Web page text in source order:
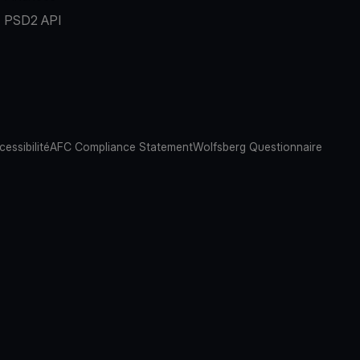
PSD2 API
AFC Compliance StatementWolfsberg Questionnaire